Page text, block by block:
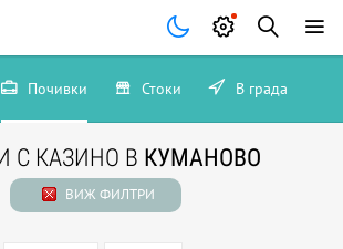
Почивки Стоки В града
С КАЗИНО В КУМАНОВО
ВИЖ ФИЛТРИ